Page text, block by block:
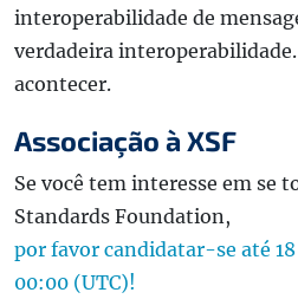
interoperabilidade de
verdadeira
acontecer.
Associação à XSF
Se você tem interesse em se
Standards Foundation,
por favor candidatar-se até
00:00 (UTC)!